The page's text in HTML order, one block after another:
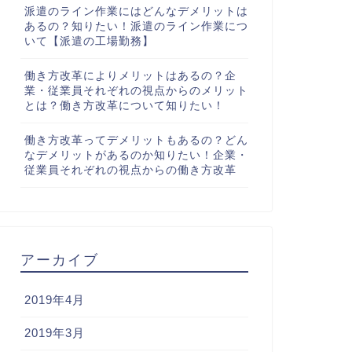
派遣のライン作業にはどんなデメリットは
あるの？知りたい！派遣のライン作業につ
いて【派遣の工場勤務】
働き方改革によりメリットはあるの？企
業・従業員それぞれの視点からのメリット
とは？働き方改革について知りたい！
働き方改革ってデメリットもあるの？どん
なデメリットがあるのか知りたい！企業・
従業員それぞれの視点からの働き方改革
アーカイブ
2019年4月
2019年3月